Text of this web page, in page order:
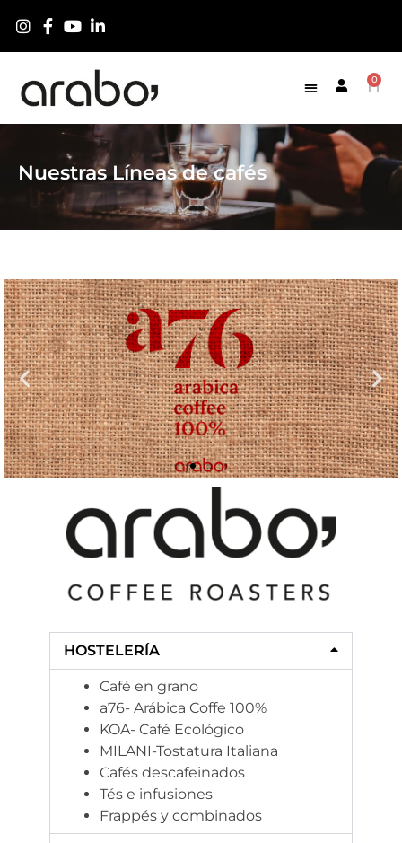
0
Nuestras Líneas de cafés
HOSTELERÍA
Café en grano
a76- Arábica Coffe 100%
KOA- Café Ecológico
MILANI-Tostatura Italiana
Cafés descafeinados
Tés e infusiones
Frappés y combinados